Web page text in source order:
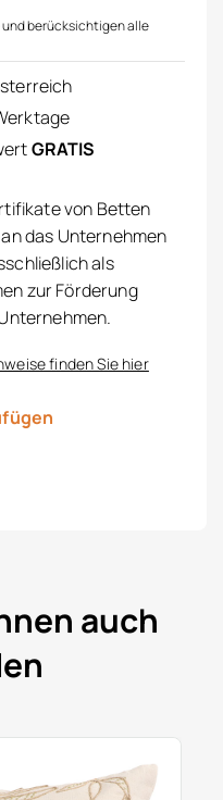
und berücksichtigen alle
GRATIS
von Betten
das Unternehmen
als
zur Förderung
finden Sie hier
auch